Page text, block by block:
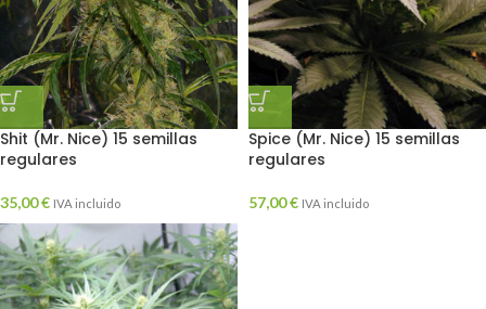
Shit (Mr. Nice) 15 semillas
regulares
35,00€ IVA incluido
Spice (Mr. Nice) 15 semillas
regulares
57,00€ IVA incluido